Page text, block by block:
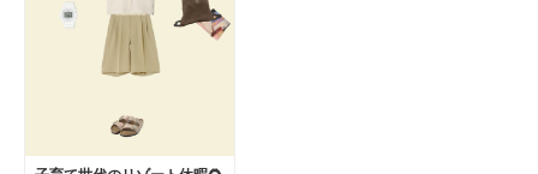
IO 帽子 メッシュキャップ Men's Mens メンズ めんず 男性 ブ
ランド スポーツキャップ ファッション スポーツ 部活 散歩 お
出かけ 旅行 トラベル 観光 運動 ウォーキング ジョギング ラン
ャー アウトドア BBQ バーベキュー キャンプ プレゼント ギフ
ト 日除け 日焼け対策 日差し対策 暑さ対策 熱中症対策 メッシ
ュキャップ メッシュ 通気性 快適 アジャスタブル サイズ調整